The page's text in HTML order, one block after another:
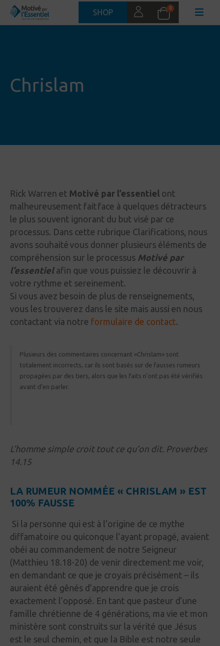
SHOP 0
Chrislam
Rick Warren et Motivé par l’essentiel ont
malheureusement fait face à quelques détracteurs
le plus souvent ignorant du but visé par ce
processus. Dans cette rubrique Clarifications, nous
avons souhaité vous donner plusieurs éléments de
compréhension sur le processus Motivé par
l’essentiel afin que vous puissiez le découvrir à
votre rythme et sereinement.
Si vous avez besoin de plus de renseignements,
vous les trouverez dans le site mais aussi en nous
contactant via notre formulaire de contact.
Plusieurs des commentaires concernant«Chrislam» sont
totalement incorrects, car ils sont basés sur de fausses rumeurs
propagées par des tiers, alors que les faits n’ont pas été vérifiés
avant d’en parler.
L’homme simple croit tout ce qu’on dit. Proverbes
14.15
LA RUMEUR NOMMÉE « CHRISLAM » EST
100% FAUSSE
Si la personne qui est à l’origine de ce mythe
diffamatoire ou quiconque l’ayant propagé, avaient
obéi au commandement de notre Seigneur
(Matthieu 18.18-20) de venir directement me voir,
en demandant ce que je croyais précisément – ils
auraient été gênés d’apprendre que je crois
exactement l’opposé. En tant que pasteur d’une
famille chrétienne de 4 générations, ma vie et mon
ministère sont construits sur la vérité que Jésus
est le seul chemin, et que la Bible est notre seule